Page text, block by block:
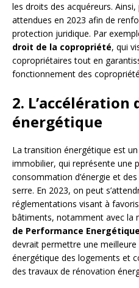
les droits des acquéreurs.
attendues en 2023 afin de
protection juridique. Par
droit de la copropriété, qui
copropriétaires tout en
fonctionnement des
2.
énergétique
La transition énergétique est
immobilier, qui représente une
consommation d’énergie et
serre. En 2023, on peut
réglementations visant à
bâtiments, notamment avec la
de Performance Energétique
devrait permettre une
énergétique des logements et
des travaux de rénovation